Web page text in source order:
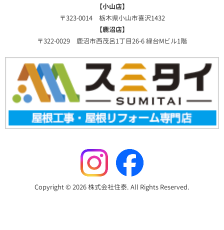
【小山店】
〒323-0014 栃木県小山市喜沢1432
【鹿沼店】
〒322-0029 鹿沼市西茂呂1丁目26-6 緑台Mビル1階
Copyright © 2026 株式会社住泰. All Rights Reserved.